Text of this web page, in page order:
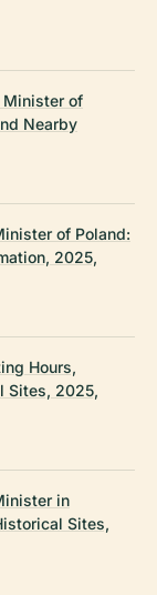
Minister of
Nearby
of Poland:
2025,
Hours,
Sites, 2025,
in
Sites,